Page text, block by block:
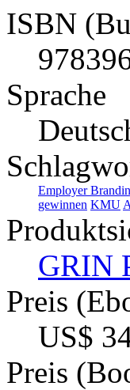
ISBN
Sprache
Employer
gewinnen KMU
GRIN
Preis
US$
Preis